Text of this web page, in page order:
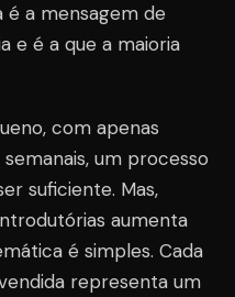
é a mensagem de
e é a que a maioria
com apenas
um processo
suficiente. Mas,
aumenta
é simples. Cada
representa um